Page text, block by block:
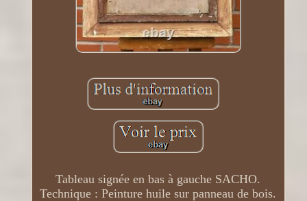
Tableau signée en bas à gauche SACHO.
Technique : Peinture huile sur panneau de bois.